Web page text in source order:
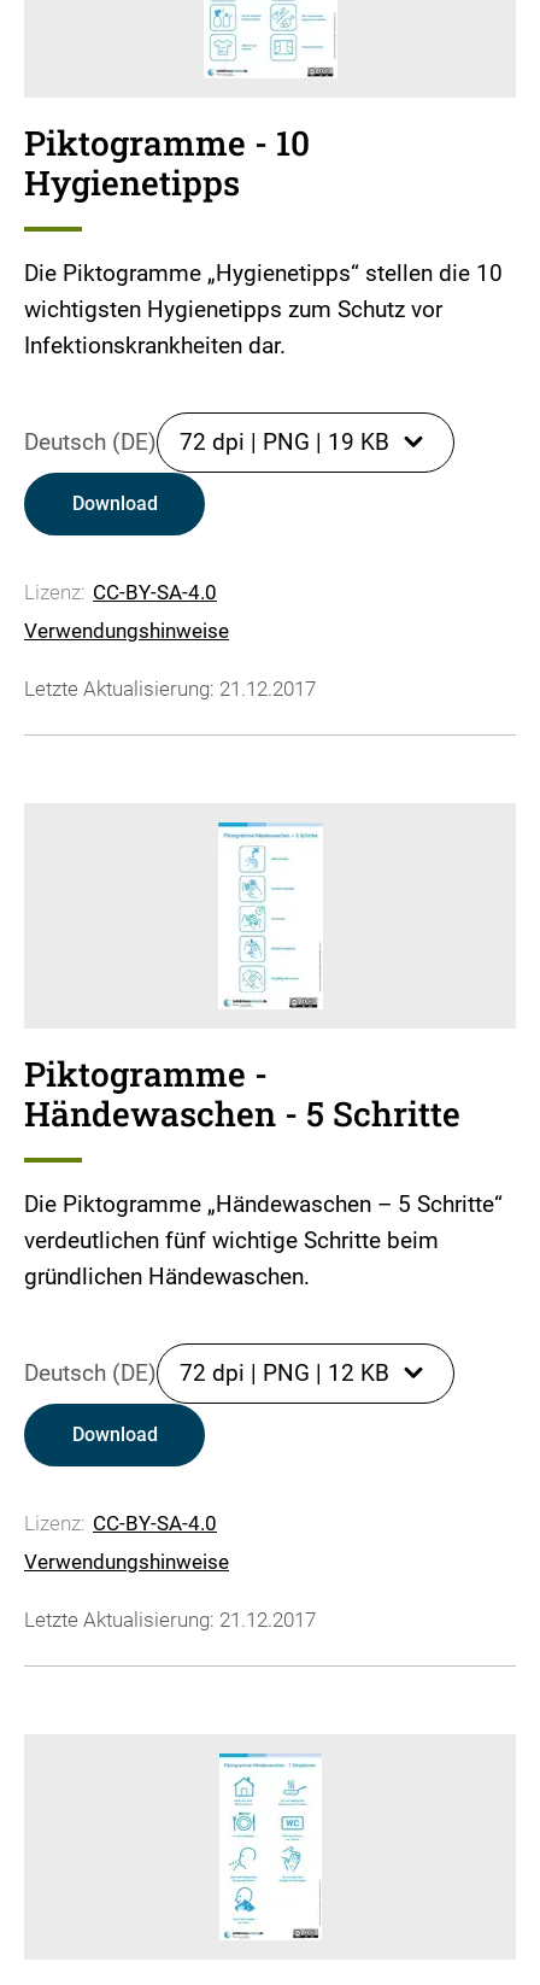
Piktogramme - 10
Hygienetipps
Die Piktogramme „Hygienetipps“ stellen die 10
wichtigsten Hygienetipps zum Schutz vor
Infektionskrankheiten dar.
Deutsch (DE) 72 dpi | PNG | 19 KB
Download
Lizenz: CC-BY-SA-4.0
Verwendungshinweise
Letzte Aktualisierung: 21.12.2017
Piktogramme -
Händewaschen - 5 Schritte
Die Piktogramme „Händewaschen – 5 Schritte“
verdeutlichen fünf wichtige Schritte beim
gründlichen Händewaschen.
Deutsch (DE) 72 dpi | PNG | 12 KB
Download
Lizenz: CC-BY-SA-4.0
Verwendungshinweise
Letzte Aktualisierung: 21.12.2017